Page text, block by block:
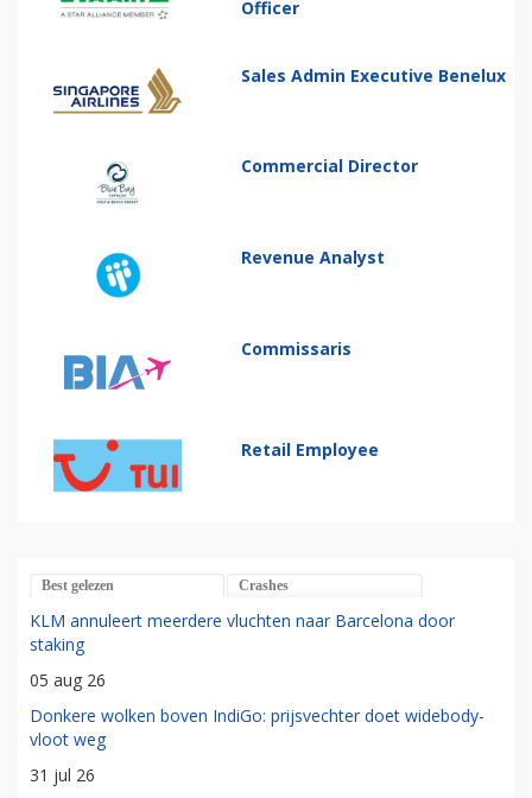
Officer
Sales Admin Executive Benelux
Commercial Director
Revenue Analyst
Commissaris
Retail Employee
Best gelezen Crashes
KLM annuleert meerdere vluchten naar Barcelona door
staking
05 aug 26
Donkere wolken boven IndiGo: prijsvechter doet widebody-
vloot weg
31 jul 26